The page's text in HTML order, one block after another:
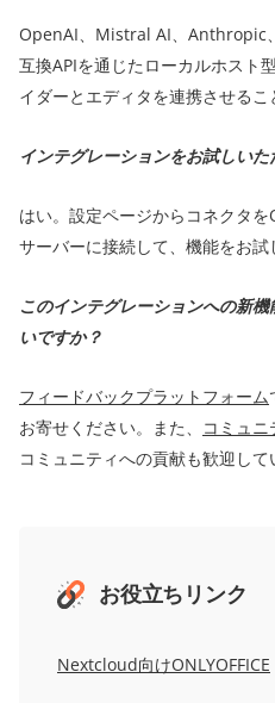
OpenAI、Mistral AI、Anthropic
互換APIを通じたローカルホスト
イダーとエディタを連携させるこ
インテグレーションをお試しい
はい。設定ページからコネクタを
サーバーに接続して、機能をお試
このインテグレーションへの新
いですか？
フィードバックプラットフォーム
お寄せください。また、
コミュ
コミュニティへの貢献も歓迎して
お役立ちリンク
Nextcloud向けONLYOFFICE